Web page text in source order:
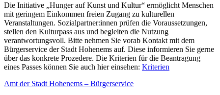
Die Initiative „Hunger auf Kunst und Kultur“ ermöglicht Menschen
mit geringem Einkommen freien Zugang zu kulturellen
Veranstaltungen. Sozialpartner:innen prüfen die Voraussetzungen,
stellen den Kulturpass aus und begleiten die Nutzung
verantwortungsvoll. Bitte nehmen Sie vorab Kontakt mit dem
Bürgerservice der Stadt Hohenems auf. Diese informieren Sie gerne
über das konkrete Prozedere. Die Kriterien für die Beantragung
eines Passes können Sie auch hier einsehen: Kriterien
Amt der Stadt Hohenems – Bürgerservice